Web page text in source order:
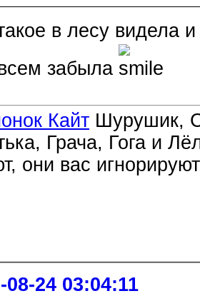
в лесу видела
забыла
Кайт Шурушик,
Грача, Гога и
они вас игнорируют
08-24 03:04:11